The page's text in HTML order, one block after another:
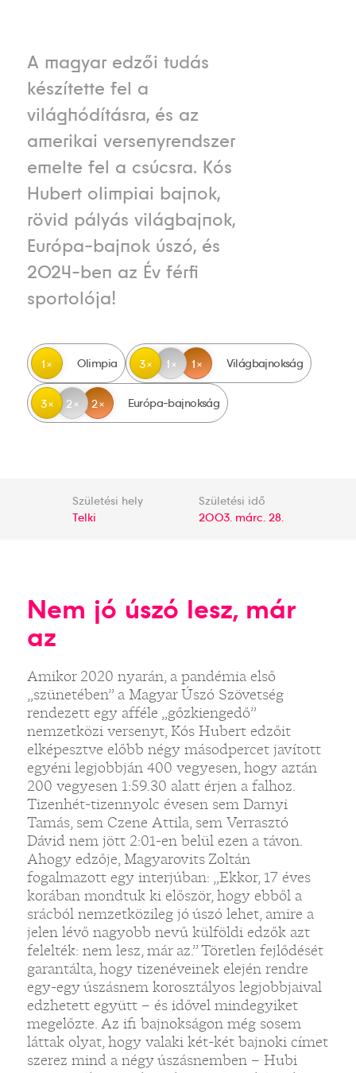
A magyar edzői tudás
készítette fel a
világhódításra, és az
amerikai versenyrendszer
emelte fel a csúcsra. Kós
Hubert olimpiai bajnok,
rövid pályás világbajnok,
Európa-bajnok úszó, és
2024-ben az Év férfi
sportolója!
1 Olimpia 3 1 1 Világbajnokság
3 2 2 Európa-bajnokság
Születési hely
Telki
Születési idő
2003. márc. 28.
Nem jó úszó lesz, már
az
Amikor 2020 nyarán, a pandémia első
„szünetében” a Magyar Úszó Szövetség
rendezett egy afféle „gőzkiengedő”
nemzetközi versenyt, Kós Hubert edzőit
elképesztve előbb négy másodpercet javított
egyéni legjobbján 400 vegyesen, hogy aztán
200 vegyesen 1:59.30 alatt érjen a falhoz.
Tizenhét-tizennyolc évesen sem Darnyi
Tamás, sem Czene Attila, sem Verrasztó
Dávid nem jött 2:01-en belül ezen a távon.
Ahogy edzője, Magyarovits Zoltán
fogalmazott egy interjúban: „Ekkor, 17 éves
korában mondtuk ki először, hogy ebből a
srácból nemzetközileg jó úszó lehet, amire a
jelen lévő nagyobb nevű külföldi edzők azt
felelték: nem lesz, már az.” Töretlen fejlődését
garantálta, hogy tizenéveinek elején rendre
egy-egy úszásnem korosztályos legjobbjaival
edzhetett együtt – és idővel mindegyiket
megelőzte. Az ifi bajnokságon még sosem
láttak olyat, hogy valaki két-két bajnoki címet
szerez mind a négy úszásnemben – Hubi